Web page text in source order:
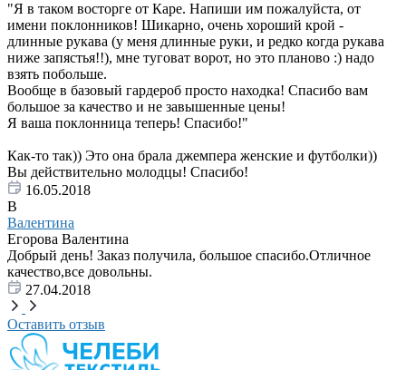
"Я в таком восторге от Каре. Напиши им пожалуйста, от
имени поклонников! Шикарно, очень хороший крой -
длинные рукава (у меня длинные руки, и редко когда рукава
ниже запястья!!), мне туговат ворот, но это планово :) надо
взять побольше.
Вообще в базовый гардероб просто находка! Спасибо вам
большое за качество и не завышенные цены!
Я ваша поклонница теперь! Спасибо!"
Как-то так)) Это она брала джемпера женские и футболки))
Вы действительно молодцы! Спасибо!
16.05.2018
В
Валентина
Егорова Валентина
Добрый день! Заказ получила, большое спасибо.Отличное
качество,все довольны.
27.04.2018
Оставить отзыв